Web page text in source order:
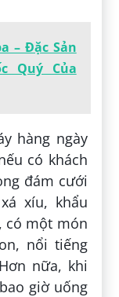
– Đặc Sản
Quý Của
hàng ngày
có khách
đám cưới
xíu, khẩu
có một món
nổi tiếng
nữa, khi
giờ uống